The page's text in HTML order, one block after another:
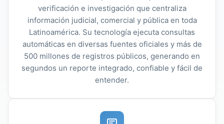
verificación e investigación que centraliza
información judicial, comercial y pública en toda
Latinoamérica. Su tecnología ejecuta consultas
automáticas en diversas fuentes oficiales y más de
500 millones de registros públicos, generando en
segundos un reporte integrado, confiable y fácil de
entender.